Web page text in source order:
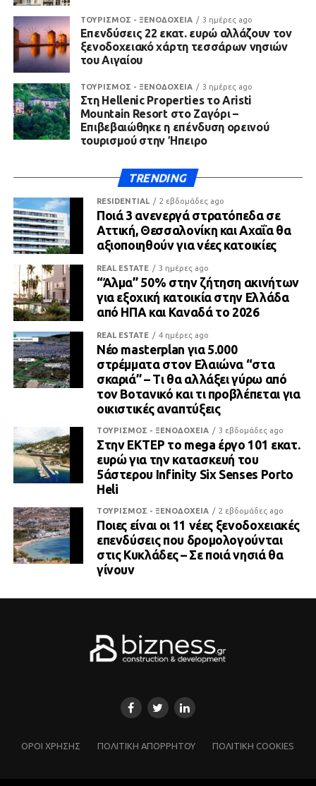
ΤΟΥΡΙΣΜΟΣ - ΞΕΝΟΔΟΧΕΙΑ 3 ημέρες ago
Επενδύσεις 22 εκατ. ευρώ αλλάζουν τον
ξενοδοχειακό χάρτη τεσσάρων νησιών
του Αιγαίου
ΤΟΥΡΙΣΜΟΣ - ΞΕΝΟΔΟΧΕΙΑ 3 ημέρες ago
Στη Hellenic Properties το Aristi
Mountain Resort στο Ζαγόρι –
Επιβεβαιώθηκε η επένδυση ορεινού
τουρισμού στην Ήπειρο
TRENDING
RESIDENTIAL 2 εβδομάδες ago
Ποιά 3 ανενεργά στρατόπεδα σε
Αττική, Θεσσαλονίκη και Αχαΐα θα
αξιοποιηθούν για νέες κατοικίες
REAL ESTATE 3 ημέρες ago
“Άλμα” 50% στην ζήτηση ακινήτων
για εξοχική κατοικία στην Ελλάδα
από ΗΠΑ και Καναδά το 2026
REAL ESTATE 4 ημέρες ago
Νέο masterplan για 5.000
στρέμματα στον Ελαιώνα “στα
σκαριά” – Τι θα αλλάξει γύρω από
τον Βοτανικό και τι προβλέπεται για
οικιστικές αναπτύξεις
ΤΟΥΡΙΣΜΟΣ - ΞΕΝΟΔΟΧΕΙΑ 3 εβδομάδες ago
Στην ΕΚΤΕΡ το mega έργο 101 εκατ.
ευρώ για την κατασκευή του
5άστερου Infinity Six Senses Porto
Heli
ΤΟΥΡΙΣΜΟΣ - ΞΕΝΟΔΟΧΕΙΑ 2 εβδομάδες ago
Ποιες είναι οι 11 νέες ξενοδοχειακές
επενδύσεις που δρομολογούνται
στις Κυκλάδες – Σε ποιά νησιά θα
γίνουν
ΌΡΟΙ ΧΡΗΣΗΣ ΠΟΛΙΤΙΚΗ ΑΠΟΡΡΗΤΟΥ ΠΟΛΙΤΙΚΗ COOKIES